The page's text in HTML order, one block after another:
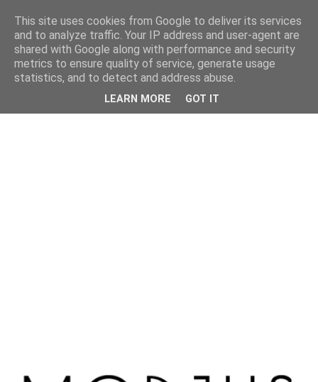
This site uses cookies from Google to deliver its services
and to analyze traffic. Your IP address and user-agent are
shared with Google along with performance and security
metrics to ensure quality of service, generate usage
statistics, and to detect and address abuse.
LEARN MORE GOT IT